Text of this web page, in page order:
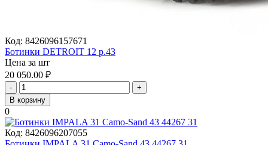
Код: 8426096157671
Ботинки DETROIT 12 р.43
Цена за шт
20 050.00 ₽
-
+
В корзину
0
Код: 8426096207055